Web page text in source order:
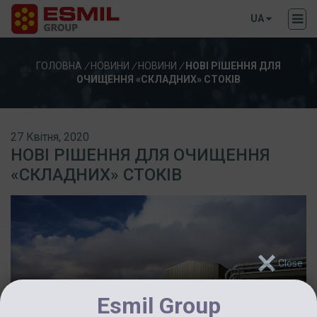
UA
ГОЛОВНА /НОВИНИ /НОВИНИ / НОВІ РІШЕННЯ ДЛЯ
ОЧИЩЕННЯ «СКЛАДНИХ» СТОКІВ
НОВІ РІШЕННЯ ДЛЯ ОЧИЩЕННЯ
«СКЛАДНИХ» СТОКІВ
27 Квітня, 2020
Esmil Group